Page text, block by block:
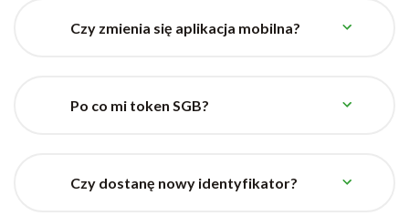
Czy zmienia się aplikacja mobilna?
Po co mi token SGB?
Czy dostanę nowy identyfikator?